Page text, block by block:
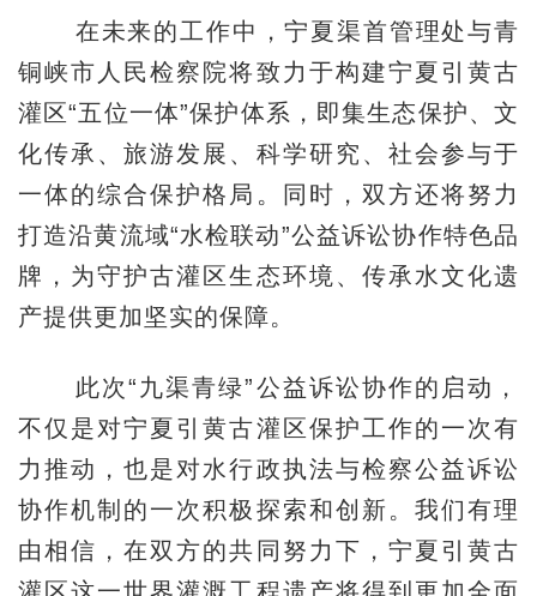
在未来的工作中，宁夏渠首管理处与青
铜峡市人民检察院将致力于构建宁夏引黄古
灌区“五位一体”保护体系，即集生态保护、文
化传承、旅游发展、科学研究、社会参与于
一体的综合保护格局。同时，双方还将努力
打造沿黄流域“水检联动”公益诉讼协作特色品
牌，为守护古灌区生态环境、传承水文化遗
产提供更加坚实的保障。
此次“九渠青绿”公益诉讼协作的启动，
不仅是对宁夏引黄古灌区保护工作的一次有
力推动，也是对水行政执法与检察公益诉讼
协作机制的一次积极探索和创新。我们有理
由相信，在双方的共同努力下，宁夏引黄古